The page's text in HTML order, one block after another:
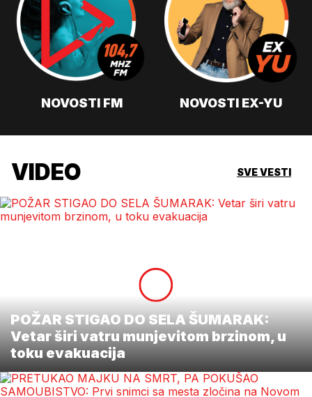
NOVOSTI FM NOVOSTI EX-YU
VIDEO SVE VESTI
POŽAR STIGAO DO SELA ŠUMARAK:
Vetar širi vatru munjevitom brzinom, u
toku evakuacija